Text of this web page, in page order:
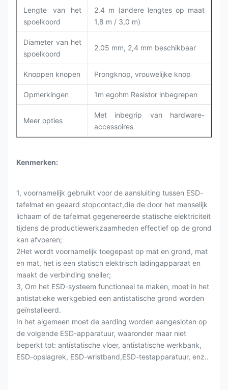
Lengte van het
spoelkoord
2.4 m (andere lengtes op maat
1,8 m / 3,0 m)
Diameter van het
spoelkoord
2.05 mm, 2,4 mm beschikbaar
Knoppen knopen Prongknop, vrouwelijke knop
Opmerkingen 1m egohm Resistor inbegrepen
Meer opties
Met inbegrip van hardware-
accessoires
Kenmerken:
1, voornamelijk gebruikt voor de aansluiting tussen ESD-
tafelmat en geaard stopcontact,die de door het menselijk
lichaam of de tafelmat gegenereerde statische elektriciteit
tijdens de productiewerkzaamheden effectief op de grond
kan afvoeren;
2Het wordt voornamelijk toegepast op mat en grond, mat
en mat, het is een statisch elektrisch ladingapparaat en
maakt de verbinding sneller;
3, Om het ESD-systeem functioneel te maken, moet in het
antistatieke werkgebied een antistatische grond worden
geïnstalleerd.
In het algemeen moet de aarding worden aangesloten op
de volgende ESD-apparatuur, waaronder maar niet
beperkt tot: antistatische vloer, antistatische werkbank,
ESD-opslagrek, ESD-wristband,ESD-testapparatuur, enz..